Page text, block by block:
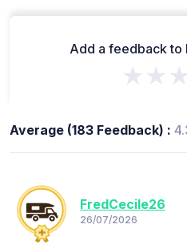
Add a feedback to
Average (183 Feedback) :
FredCecile26
26/07/2026